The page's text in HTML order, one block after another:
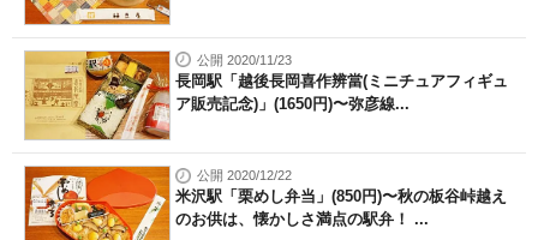
公開 2020/11/23
長岡駅「越後長岡喜作辨當(ミニチュアフィギュ
ア販売記念)」(1650円)〜弥彦線...
公開 2020/12/22
米沢駅「栗めし弁当」(850円)〜秋の板谷峠越え
のお供は、懐かしさ満点の駅弁！ ...